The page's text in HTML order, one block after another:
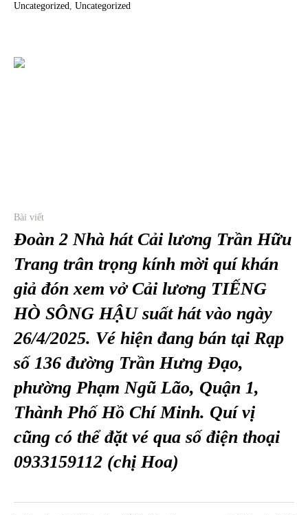
Uncategorized, Uncategorized
Bài viết
Đoàn 2 Nhà hát Cải lương Trần Hữu
Trang trân trọng kính mời quí khán
giả đón xem vở Cải lương TIẾNG
HÒ SÔNG HẬU suất hát vào ngày
26/4/2025. Vé hiện đang bán tại Rạp
số 136 đường Trần Hưng Đạo,
phường Phạm Ngũ Lão, Quận 1,
Thành Phố Hồ Chí Minh. Quí vị
cũng có thể đặt vé qua số điện thoại
0933159112 (chị Hoa)